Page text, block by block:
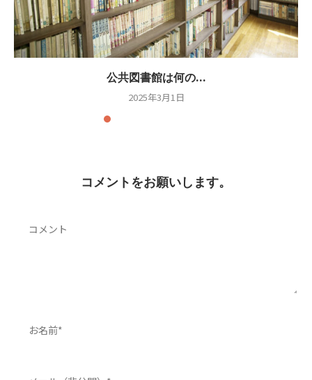
公共図書館は何の...
2025年3月1日
コメントをお願いします。